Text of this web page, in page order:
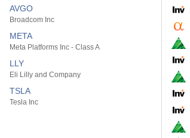
AVGO
Broadcom Inc
META
Meta Platforms Inc - Class A
LLY
Eli Lilly and Company
TSLA
Tesla Inc